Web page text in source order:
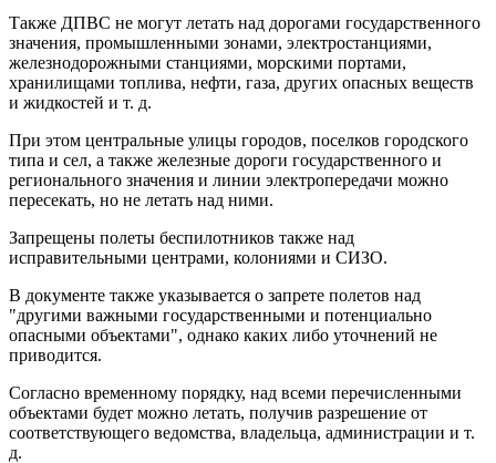
Также ДПВС не могут летать над дорогами государственного
значения, промышленными зонами, электростанциями,
железнодорожными станциями, морскими портами,
хранилищами топлива, нефти, газа, других опасных веществ
и жидкостей и т. д.
При этом центральные улицы городов, поселков городского
типа и сел, а также железные дороги государственного и
регионального значения и линии электропередачи можно
пересекать, но не летать над ними.
Запрещены полеты беспилотников также над
исправительными центрами, колониями и СИЗО.
В документе также указывается о запрете полетов над
"другими важными государственными и потенциально
опасными объектами", однако каких либо уточнений не
приводится.
Согласно временному порядку, над всеми перечисленными
объектами будет можно летать, получив разрешение от
соответствующего ведомства, владельца, администрации и т.
д.